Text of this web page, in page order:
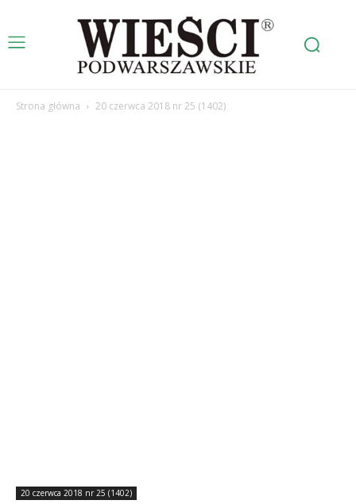
Strona główna 20 czerwca 2018 nr 25 (1402)
20 czerwca 2018 nr 25 (1402)